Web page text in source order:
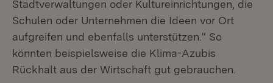
Stadtverwaltungen oder Kultureinrichtungen, die
Schulen oder Unternehmen die Ideen vor Ort
aufgreifen und ebenfalls unterstützen.“ So
könnten beispielsweise die Klima-Azubis
Rückhalt aus der Wirtschaft gut gebrauchen.